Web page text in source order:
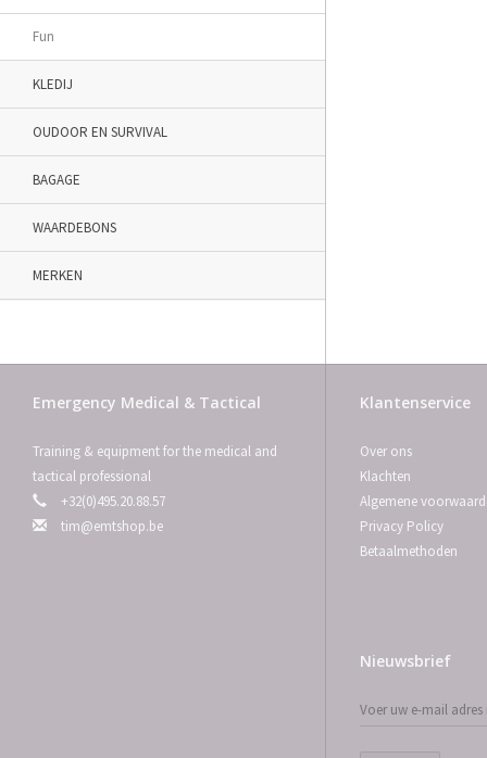
Fun
KLEDIJ
OUDOOR EN SURVIVAL
BAGAGE
WAARDEBONS
MERKEN
Emergency Medical & Tactical
Training & equipment for the medical and
tactical professional
+32(0)495.20.88.57
tim@emtshop.be
Klantenservice
Over ons
Klachten
Algemene
Privacy Policy
Betaalmethoden
Nieuwsbrief